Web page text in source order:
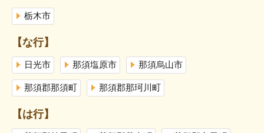
栃木市
【な行】
日光市 那須塩原市 那須烏山市
那須郡那須町 那須郡那珂川町
【は行】